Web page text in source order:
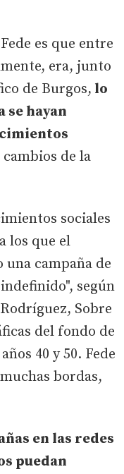
es que entre
era, junto
de Burgos, lo
se hayan
cambios de la
sociales
los que el
campaña de
según
Sobre
del fondo de
40 y 50. Fede
bordas,
en las redes
puedan